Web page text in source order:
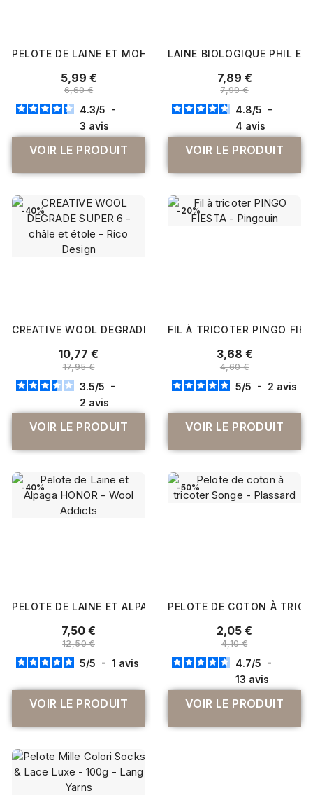
PELOTE DE LAINE ET MOHAIR PHIL IRISE - PHILDAR
5,99 €
6,60 €
4.3/5 -
3 avis
VOIR LE PRODUIT
LAINE BIOLOGIQUE PHIL
7,89 €
7,99 €
4.8/5 -
4 avis
VOIR LE PRODUIT
-40%
CREATIVE WOOL DEGRADE SUPER 6 - CHÂLE ET ÉTOLE -
10,77 €
17,95 €
3.5/5 -
2 avis
VOIR LE PRODUIT
-20%
FIL À TRICOTER PINGO
3,68 €
4,60 €
5/5 - 2 avis
VOIR LE PRODUIT
-40%
PELOTE DE LAINE ET ALPAGA À TRICOTER HONOR -
7,50 €
12,50 €
5/5 - 1 avis
VOIR LE PRODUIT
-50%
PELOTE DE COTON À
2,05 €
4,10 €
4.7/5 -
13 avis
VOIR LE PRODUIT